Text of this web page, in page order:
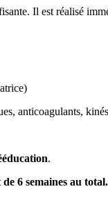
Il est réalisé
anticoagulants,
.
6 semaines au total.